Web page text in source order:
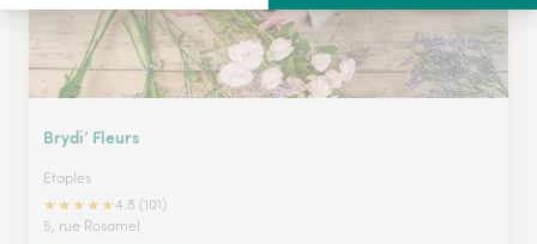
Brydi’ Fleurs
Etaples
★★★★★4.8 (101)
5, rue Rosamel